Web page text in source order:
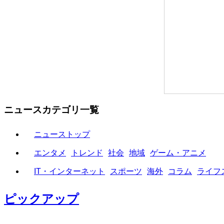
ニュースカテゴリ一覧
ニューストップ
エンタメ トレンド 社会 地域 ゲーム・アニメ
IT・インターネット スポーツ 海外 コラム ライフ
ピックアップ